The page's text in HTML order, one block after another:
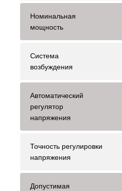
Номинальная
мощность
Система
возбуждения
Автоматический
регулятор
напряжения
Точность регулировки
напряжения
Допустимая